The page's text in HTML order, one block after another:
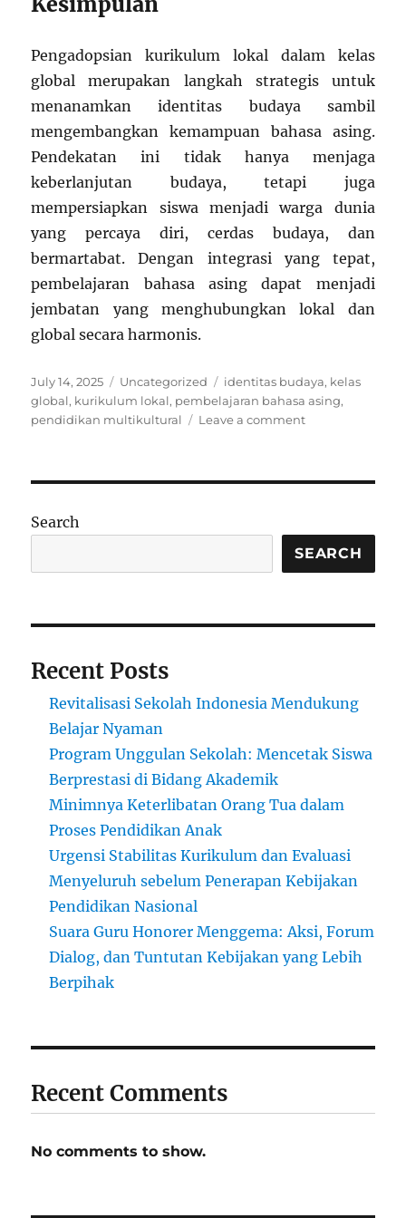
Pengadopsian kurikulum lokal dalam kelas
global merupakan langkah strategis untuk
menanamkan identitas budaya sambil
mengembangkan kemampuan bahasa asing.
Pendekatan ini tidak hanya menjaga
keberlanjutan budaya, tetapi juga
mempersiapkan siswa menjadi warga dunia
yang percaya diri, cerdas budaya, dan
bermartabat. Dengan integrasi yang tepat,
pembelajaran bahasa asing dapat menjadi
jembatan yang menghubungkan lokal dan
global secara harmonis.
Posted
on
July 14, 2025 Categories
Uncategorized Tags
identitas budaya, kelas
global, kurikulum lokal, pembelajaran bahasa asing,
pendidikan multikultural
Leave a commenton
Global:
Menanamkan
Identitas
Bahasa
Search
SEARCH
Recent Posts
Revitalisasi Sekolah Indonesia Mendukung
Belajar Nyaman
Program Unggulan Sekolah: Mencetak Siswa
Berprestasi di Bidang Akademik
Minimnya Keterlibatan Orang Tua dalam
Proses Pendidikan Anak
Urgensi Stabilitas Kurikulum dan Evaluasi
Menyeluruh sebelum Penerapan Kebijakan
Pendidikan Nasional
Suara Guru Honorer Menggema: Aksi, Forum
Dialog, dan Tuntutan Kebijakan yang Lebih
Berpihak
Recent Comments
No comments to show.